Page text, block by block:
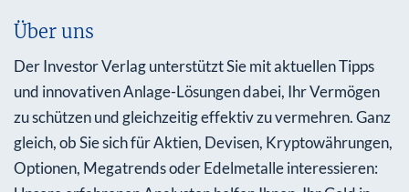
Über uns
Der Investor Verlag unterstützt Sie mit aktuellen Tipps
und innovativen Anlage-Lösungen dabei, Ihr Vermögen
zu schützen und gleichzeitig effektiv zu vermehren. Ganz
gleich, ob Sie sich für Aktien, Devisen, Kryptowährungen,
Optionen, Megatrends oder Edelmetalle interessieren: